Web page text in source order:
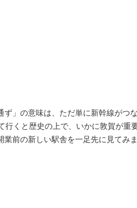
」の意味は、ただ単に新幹線がつ
くと歴史の上で、いかに敦賀が重
前の新しい駅舎を一足先に見てみま